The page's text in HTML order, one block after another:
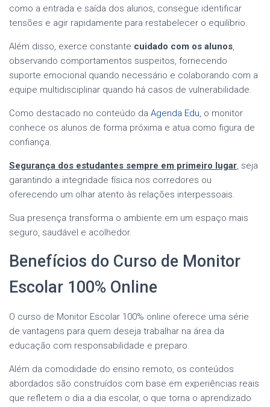
como a entrada e saída dos alunos, consegue identificar
tensões e agir rapidamente para restabelecer o equilíbrio.
Além disso, exerce constante cuidado com os alunos,
observando comportamentos suspeitos, fornecendo
suporte emocional quando necessário e colaborando com a
equipe multidisciplinar quando há casos de vulnerabilidade.
Como destacado no conteúdo da Agenda Edu, o monitor
conhece os alunos de forma próxima e atua como figura de
confiança.
Segurança dos estudantes sempre em primeiro lugar, seja
garantindo a integridade física nos corredores ou
oferecendo um olhar atento às relações interpessoais.
Sua presença transforma o ambiente em um espaço mais
seguro, saudável e acolhedor.
Benefícios do Curso de Monitor
Escolar 100% Online
O curso de Monitor Escolar 100% online oferece uma série
de vantagens para quem deseja trabalhar na área da
educação com responsabilidade e preparo.
Além da comodidade do ensino remoto, os conteúdos
abordados são construídos com base em experiências reais
que refletem o dia a dia escolar, o que torna o aprendizado